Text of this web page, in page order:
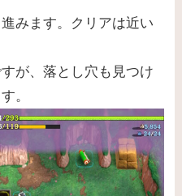
みます。クリアは近い
が、落とし穴も見つけ
。